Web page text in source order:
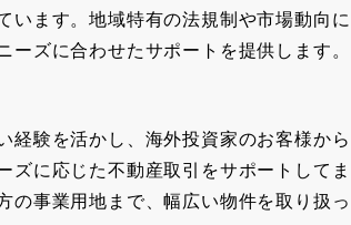
います。地域特有の法規制や市場動向に
ズに合わせたサポートを提供します。
経験を活かし、海外投資家のお客様から
ズに応じた不動産取引をサポートしてま
の事業用地まで、幅広い物件を取り扱っ